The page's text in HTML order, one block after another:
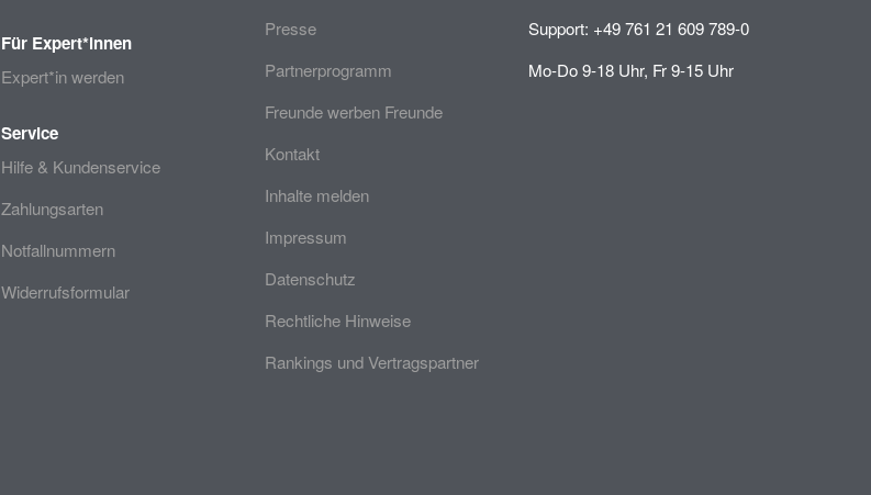
Für Expert*innen
Expert*in werden
Service
Hilfe & Kundenservice
Zahlungsarten
Notfallnummern
Widerrufsformular
Presse
Partnerprogramm
Freunde werben Freunde
Kontakt
Inhalte melden
Impressum
Datenschutz
Rechtliche Hinweise
Rankings und Vertragspartner
Support: +49 761 21 609 789-0
Mo-Do 9-18 Uhr, Fr 9-15 Uhr